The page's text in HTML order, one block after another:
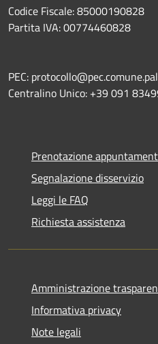
Codice Fiscale: 85000190828
Partita IVA: 00774460828
PEC:
Centralino Unico: +39 091
Prenotazione
Segnalazione disservizio
Leggi le FAQ
Richiesta assistenza
Amministrazione
Informativa privacy
Note legali